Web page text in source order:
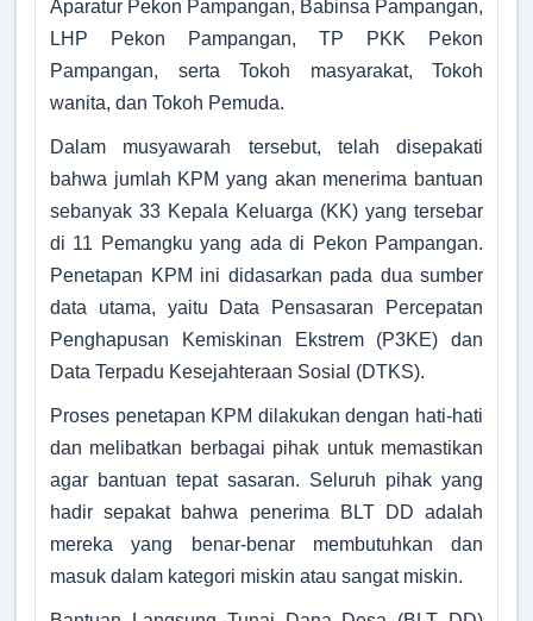
Provinsi
: Lampung
Kode Desa
: 1804082001
Alamat Kantor
: Jl. Raya Pampangan
No. 168 Kec. Sekincau,
Kab. Lampung Barat
085841430742
085841430742
pampangan2001@gmail.com
Titik Lokasi Kantor Pekon
Aparatur Pekon Pampangan, Babinsa Pampangan,
LHP Pekon Pampangan, TP PKK Pekon
Pampangan, serta Tokoh masyarakat, Tokoh
wanita, dan Tokoh Pemuda.
Dalam musyawarah tersebut, telah disepakati
bahwa jumlah KPM yang akan menerima bantuan
sebanyak 33 Kepala Keluarga (KK) yang tersebar
di 11 Pemangku yang ada di Pekon Pampangan.
Penetapan KPM ini didasarkan pada dua sumber
data utama, yaitu Data Pensasaran Percepatan
Penghapusan Kemiskinan Ekstrem (P3KE) dan
Data Terpadu Kesejahteraan Sosial (DTKS).
Proses penetapan KPM dilakukan dengan hati-hati
dan melibatkan berbagai pihak untuk memastikan
agar bantuan tepat sasaran. Seluruh pihak yang
hadir sepakat bahwa penerima BLT DD adalah
mereka yang benar-benar membutuhkan dan
masuk dalam kategori miskin atau sangat miskin.
Tidak Ada di Kantor
ALI YUNSAH
Kepala Pemangku Talang Semarang B
Tidak Ada di Kantor
SEPTO RIYONO
Tidak Ada di Kantor
SISWOYO
Kepala Pemangku Malang Jaya B
Tidak Ada di Kantor
SURADI
Kepala Pemangku Pampangan B
Tidak Ada di Kantor
UMI MAISAROH
Tidak Ada di Kantor